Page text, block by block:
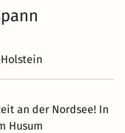
an der Nordsee! In
Husum